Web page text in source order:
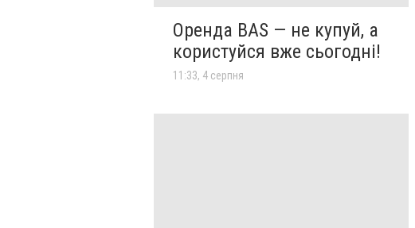
Оренда BAS — не купуй, а
користуйся вже сьогодні!
11:33, 4 серпня